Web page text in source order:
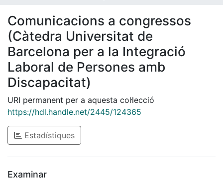
Com publicar
Contacte
Comunicacions a congressos
(Càtedra Universitat de
Barcelona per a la Integració
Laboral de Persones amb
Discapacitat)
URI permanent per a aquesta col·lecció
https://hdl.handle.net/2445/124365
Estadístiques
Examinar